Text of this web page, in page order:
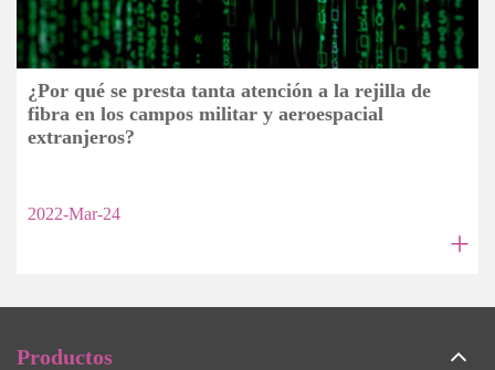
¿Por qué se presta tanta atención a la rejilla de
fibra en los campos militar y aeroespacial
extranjeros?
2022-Mar-24
+
Productos